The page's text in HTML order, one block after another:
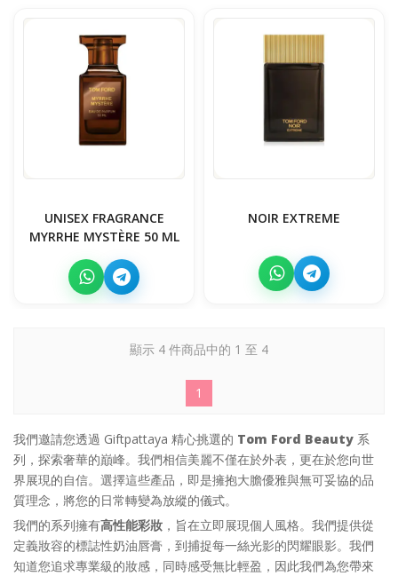
UNISEX FRAGRANCE
MYRRHE MYSTÈRE 50 ML
NOIR EXTREME
顯示 4 件商品中的 1 至 4
1
我們邀請您透過 Giftpattaya 精心挑選的 Tom Ford Beauty 系
列，探索奢華的巔峰。我們相信美麗不僅在於外表，更在於您向世
界展現的自信。選擇這些產品，即是擁抱大膽優雅與無可妥協的品
質理念，將您的日常轉變為放縱的儀式。
我們的系列擁有高性能彩妝 ，旨在立即展現個人風格。我們提供從
定義妝容的標誌性奶油唇膏，到捕捉每一絲光影的閃耀眼影。我們
知道您追求專業級的妝感，同時感受無比輕盈，因此我們為您帶來